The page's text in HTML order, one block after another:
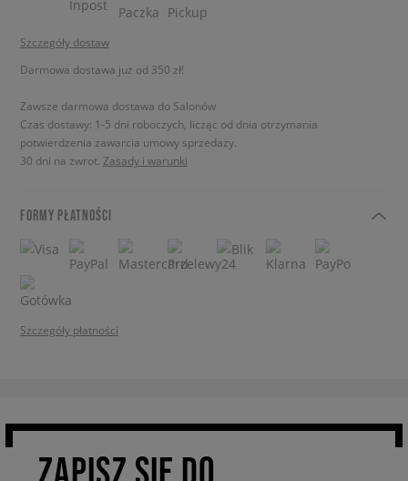
Szczegóły dostaw
Darmowa dostawa już od 350 zł!
Zawsze darmowa dostawa do Salonów
Czas dostawy: 1-5 dni roboczych, licząc od dnia otrzymania
potwierdzenia zawarcia umowy sprzedaży.
30 dni na zwrot. Zasady i warunki
FORMY PŁATNOŚCI
Szczegóły płatności
ZAPISZ SIĘ DO